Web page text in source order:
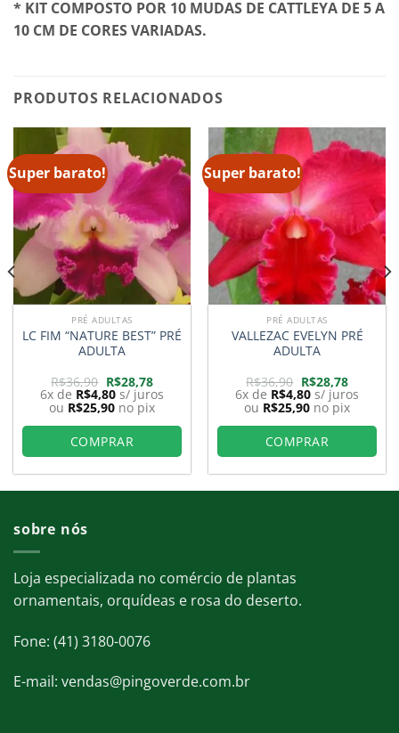
* KIT COMPOSTO POR 10 MUDAS DE CATTLEYA DE 5 A
10 CM DE CORES VARIADAS.
PRODUTOS RELACIONADOS
Super barato!
PRÉ ADULTAS
LC FIM “NATURE BEST” PRÉ
ADULTA
R$36,90 O
preço
original
era:
R$36,90.
R$28,78O
preço
atual
é:
R$28,78.
6x de R$4,80 s/ juros
ou R$25,90 no pix
COMPRAR
Super barato!
PRÉ ADULTAS
VALLEZAC EVELYN PRÉ
ADULTA
R$36,90 O
preço
original
era:
R$36,90.
R$28,78O
preço
atual
é:
R$28,78.
6x de R$4,80 s/ juros
ou R$25,90 no pix
COMPRAR
sobre nós
Loja especializada no comércio de plantas
ornamentais, orquídeas e rosa do deserto.
Fone: (41) 3180-0076
E-mail: vendas@pingoverde.com.br